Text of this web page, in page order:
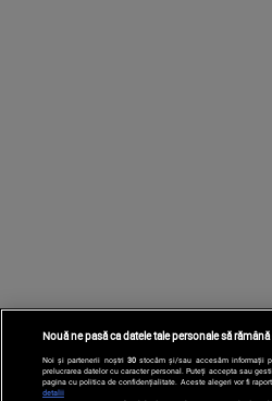
Nouă ne pasă ca datele tale personale să
Noi și partenerii noștri 30stocăm și/sau accesăm informații
prelucrarea datelor cu caracter personal. Puteți accepta sau
pagina cu politica de confidențialitate. Aceste alegeri vor fi
detalii